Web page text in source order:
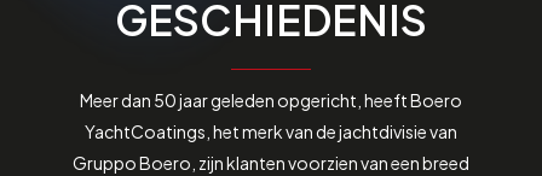
GESCHIEDENIS
Meer dan 50 jaar geleden opgericht, heeft Boero
YachtCoatings, het merk van de jachtdivisie van
Gruppo Boero, zijn klanten voorzien van een breed